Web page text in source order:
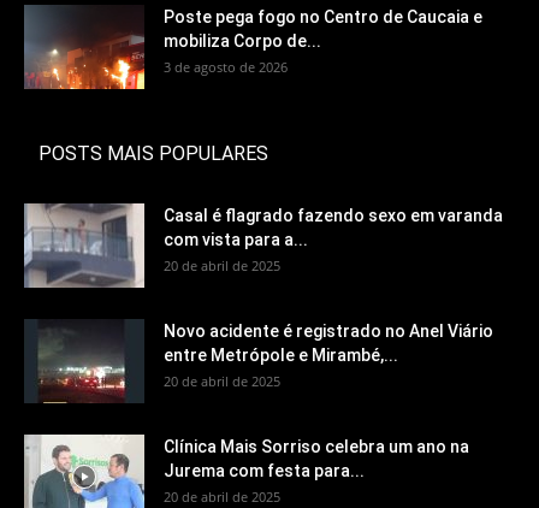
Poste pega fogo no Centro de Caucaia e
mobiliza Corpo de...
3 de agosto de 2026
POSTS MAIS POPULARES
Casal é flagrado fazendo sexo em varanda
com vista para a...
20 de abril de 2025
Novo acidente é registrado no Anel Viário
entre Metrópole e Mirambé,...
20 de abril de 2025
Clínica Mais Sorriso celebra um ano na
Jurema com festa para...
20 de abril de 2025